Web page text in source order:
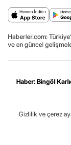
Haberler.com:
ve en güncel
Haber: Bingöl
Gizlilik ve çerez